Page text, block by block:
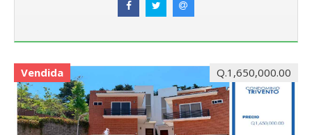
Vendida Q.1,650,000.00